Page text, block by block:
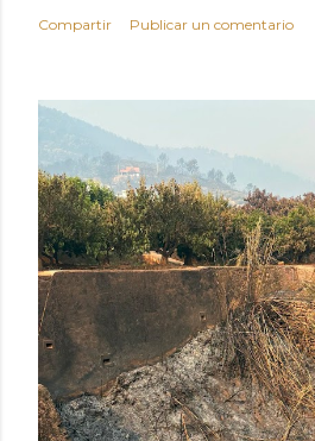
Compartir Publicar un comentario